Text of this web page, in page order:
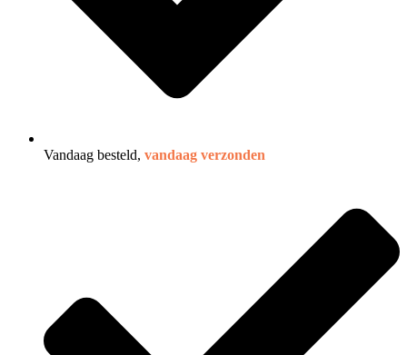
Vandaag besteld, vandaag verzonden